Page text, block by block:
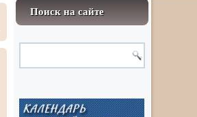
Поиск на сайте